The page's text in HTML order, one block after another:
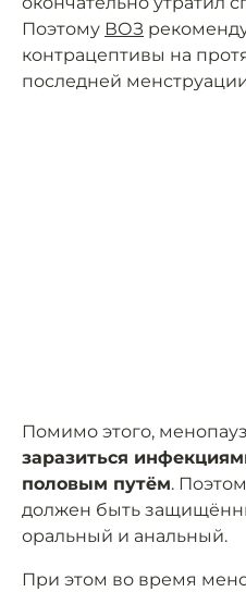
Поэтому ВОЗ
контрацептивы на
последней
Помимо этого,
заразиться
половым путём.
должен быть
оральный и анальный.
При этом во время